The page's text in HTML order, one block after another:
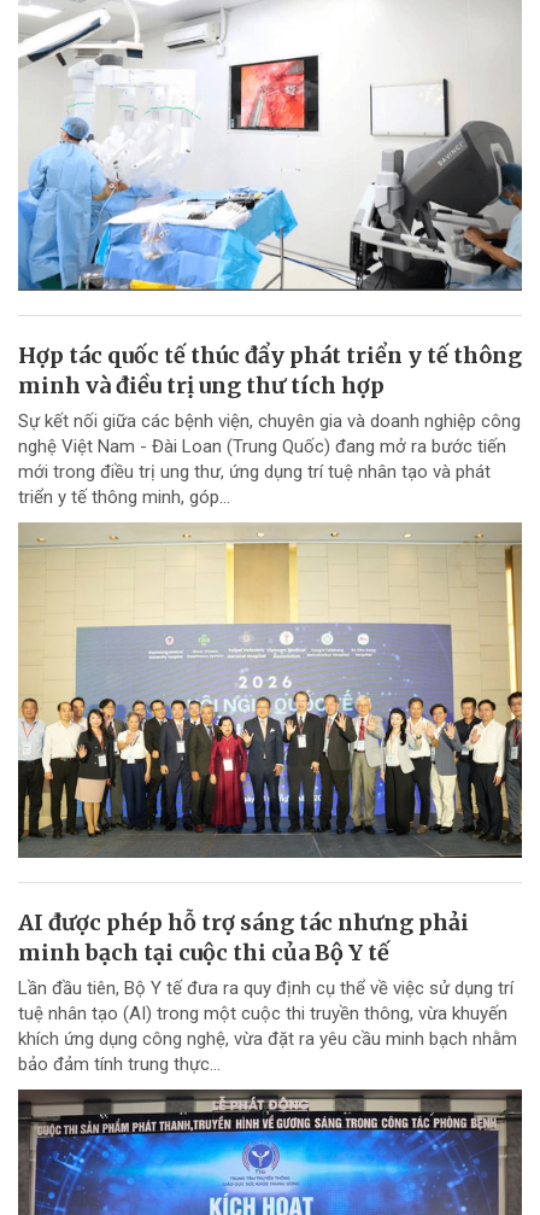
Hợp tác quốc tế thúc đẩy phát triển y tế thông
minh và điều trị ung thư tích hợp
Sự kết nối giữa các bệnh viện, chuyên gia và doanh nghiệp công
nghệ Việt Nam - Đài Loan (Trung Quốc) đang mở ra bước tiến
mới trong điều trị ung thư, ứng dụng trí tuệ nhân tạo và phát
triển y tế thông minh, góp...
AI được phép hỗ trợ sáng tác nhưng phải
minh bạch tại cuộc thi của Bộ Y tế
Lần đầu tiên, Bộ Y tế đưa ra quy định cụ thể về việc sử dụng trí
tuệ nhân tạo (AI) trong một cuộc thi truyền thông, vừa khuyến
khích ứng dụng công nghệ, vừa đặt ra yêu cầu minh bạch nhằm
bảo đảm tính trung thực...